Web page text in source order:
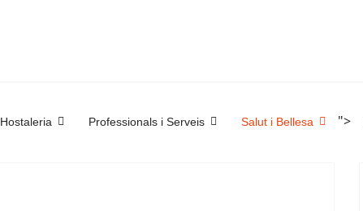
Hostaleria Professionals i Serveis Salut i Bellesa ">